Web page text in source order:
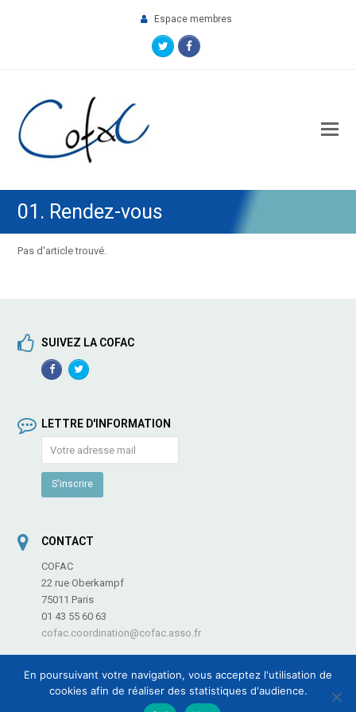
Espace membres
TwitterFacebook
01. Rendez-vous
Pas d'article trouvé.
SUIVEZ LA COFAC
FacebookTwitterProfile
LETTRE D'INFORMATION
CONTACT
COFAC
22 rue Oberkampf
75011 Paris
01 43 55 60 63
cofac.coordination@cofac.asso.fr
COFAC - Coordination des Fédérations et Associations de Culture et de
En poursuivant votre navigation, vous acceptez l'utilisation de
cookies afin de réaliser des statistiques d'audience.